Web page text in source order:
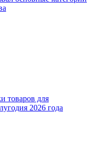
товаров для
2026 года